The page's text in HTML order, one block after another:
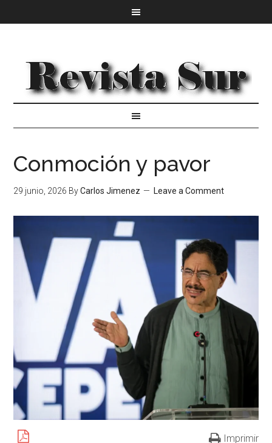
Conmoción y pavor
29 junio, 2026 ByCarlos Jimenez Leave a Comment
Imprimir